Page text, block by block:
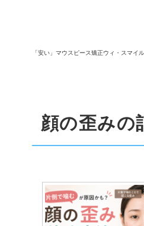
「安い」マウスピース矯正ウィ・スマイル
顔の歪みの